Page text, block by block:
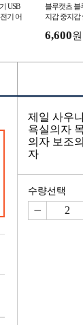
USB
기 어
블루캣츠 블
지갑 중지갑
6,600원
제일 사우
욕실의자
의자 보조
자
수량선택